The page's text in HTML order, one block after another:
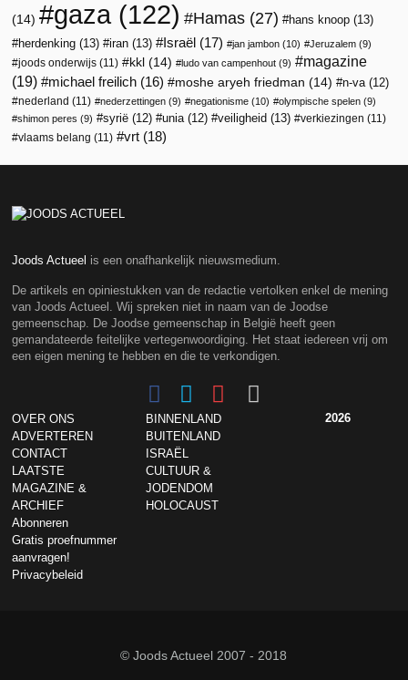
(14) gaza(122) Hamas (27) hans knoop (13)
herdenking (13) iran (13) Israël (17) jan jambon (10) Jeruzalem (9)
joods onderwijs (11) kkl (14) ludo van campenhout (9)
magazine
(19)
michael freilich (16) moshe aryeh friedman (14) n-va(12)
nederland (11) nederzettingen (9) negationisme (10) olympische spelen (9)
shimon peres (9) syrië (12) unia(12) veiligheid (13) verkiezingen (11)
vlaams belang (11) vrt (18)
Joods Actueel is een onafhankelijk nieuwsmedium.
De artikels en opiniestukken van de redactie vertolken enkel de mening
van Joods Actueel. Wij spreken niet in naam van de Joodse
gemeenschap. De Joodse gemeenschap in België heeft geen
gemandateerde feitelijke vertegenwoordiging. Het staat iedereen vrij om
een eigen mening te hebben en die te verkondigen.
OVER ONS
ADVERTEREN
CONTACT
LAATSTE
MAGAZINE &
ARCHIEF
Abonneren
Gratis proefnummer
aanvragen!
Privacybeleid
BINNENLAND
BUITENLAND
ISRAËL
CULTUUR &
JODENDOM
HOLOCAUST
2026
© Joods Actueel 2007 - 2018